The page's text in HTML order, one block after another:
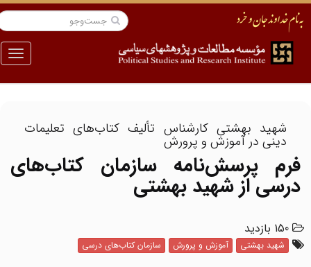
منو
شهید بهشتی کارشناس تألیف کتاب‌های تعلیمات
دینی در آموزش و پرورش
فرم پرسش‌نامه سازمان کتاب‌های
درسی از شهید بهشتی
150 بازدید
شهید بهشتی آموزش و پرورش سازمان کتاب‌های درسی